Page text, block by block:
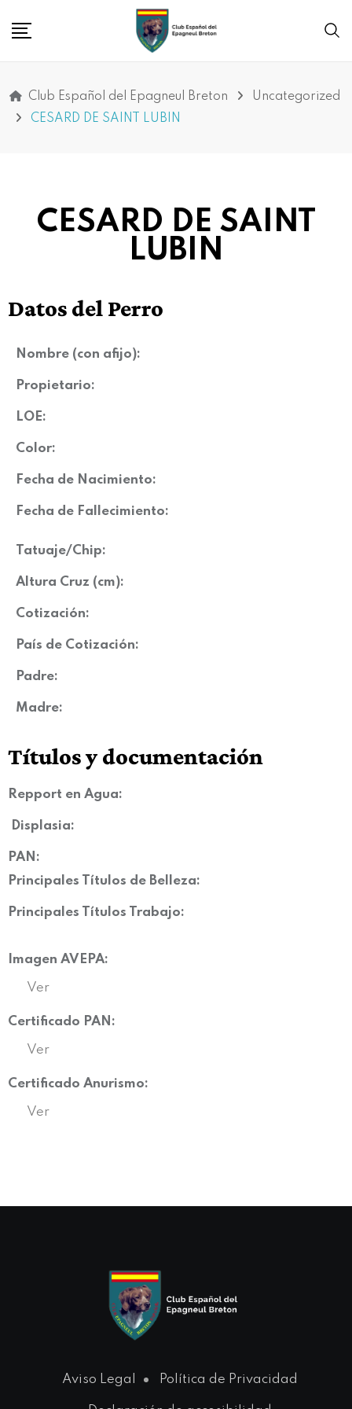
Club Español del Epagneul Breton
Uncategorized
CESARD DE SAINT LUBIN
CESARD DE SAINT
LUBIN
Datos del Perro
Nombre (con afijo):
Propietario:
LOE:
Color:
Fecha de Nacimiento:
Fecha de Fallecimiento:
Tatuaje/Chip:
Altura Cruz (cm):
Cotización:
País de Cotización:
Padre:
Madre:
Títulos y documentación
Repport en Agua:
Displasia:
PAN:
Principales Títulos de Belleza:
Principales Títulos Trabajo:
Imagen AVEPA:
Ver
Certificado PAN:
Ver
Certificado Anurismo:
Ver
Aviso Legal Política de Privacidad